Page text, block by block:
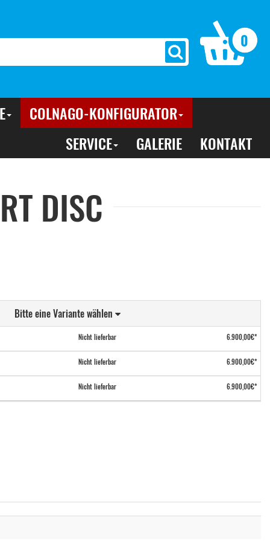
0
COLNAGO-KONFIGURATOR
SERVICE
GALERIE KONTAKT
DISC
Bitte eine Variante wählen
Nicht lieferbar 6.900,00€*
Nicht lieferbar 6.900,00€*
Nicht lieferbar 6.900,00€*